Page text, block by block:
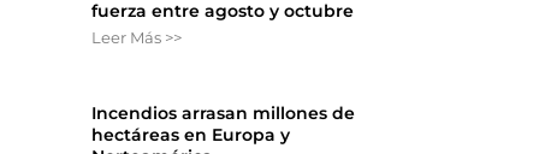
fuerza entre agosto y octubre
Leer Más >>
Incendios arrasan millones de
hectáreas en Europa y